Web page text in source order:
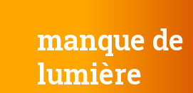
manque de
lumière